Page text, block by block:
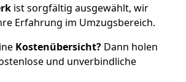
ist sorgfältig ausgewählt, wir
Erfahrung im Umzugsbereich.
Kostenübersicht? Dann holen
und unverbindliche